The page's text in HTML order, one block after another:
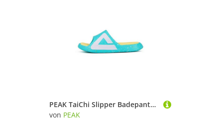
PEAK TaiChi Slipper Badepantolette
von PEAK